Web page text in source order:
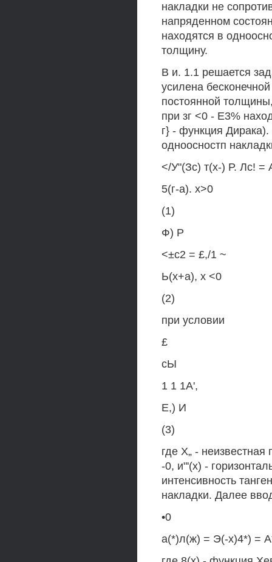
накладки не
напряденном
находятся в
толщину.
В и. 1.1 решается
усилена
постоянной
при зг <0 - Е3%
г} - функция
одноосностп
</У"(Зс) т(х-) Р. Лс! =
5(г-а). х>0
(1)
Ф) Р
<±с2 = £,/1 ~
Ь(х+а), х <0
(2)
при условии
£
сЫ
1 1 1А',
Е,) И
(3)
где Х„ -
-0, и"'(х) -
интенсивность
накладки. Далее
•0
а(*)л(ж) = Э(-х)4*) =